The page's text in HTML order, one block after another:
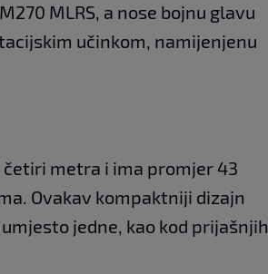
MLRS, a nose bojnu glavu
učinkom, namijenjenu
četiri metra i ima promjer 43
Ovakav kompaktniji dizajn
jedne, kao kod prijašnjih